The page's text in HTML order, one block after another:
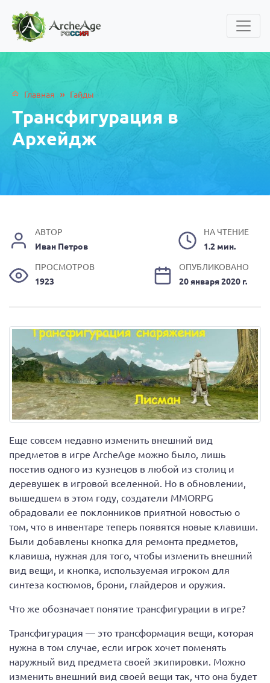
Главная » Гайды
Трансфигурация в
Архейдж
АВТОР
Иван Петров
НА ЧТЕНИЕ
1.2 мин.
ПРОСМОТРОВ
1923
ОПУБЛИКОВАНО
20 января 2020 г.
Еще совсем недавно изменить внешний вид
предметов в игре ArcheAge можно было, лишь
посетив одного из кузнецов в любой из столиц и
деревушек в игровой вселенной. Но в обновлении,
вышедшем в этом году, создатели MMORPG
обрадовали ее поклонников приятной новостью о
том, что в инвентаре теперь появятся новые клавиши.
Были добавлены кнопка для ремонта предметов,
клавиша, нужная для того, чтобы изменить внешний
вид вещи, и кнопка, используемая игроком для
синтеза костюмов, брони, глайдеров и оружия.
Что же обозначает понятие трансфигурации в игре?
Трансфигурация — это трансформация вещи, которая
нужна в том случае, если игрок хочет поменять
наружный вид предмета своей экипировки. Можно
изменить внешний вид своей вещи так, что она будет